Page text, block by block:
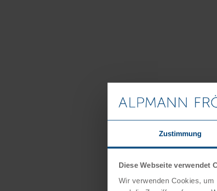
Zustimmung
Diese Webseite verwendet
Wir verwenden Cookies,